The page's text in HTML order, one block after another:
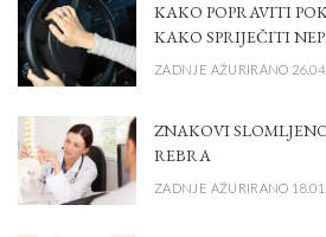
KAKO POPRAVITI
KAKO SPRIJEČITI
ZADNJE AŽURIRANO
ZNAKOVI
REBRA
ZADNJE AŽURIRANO